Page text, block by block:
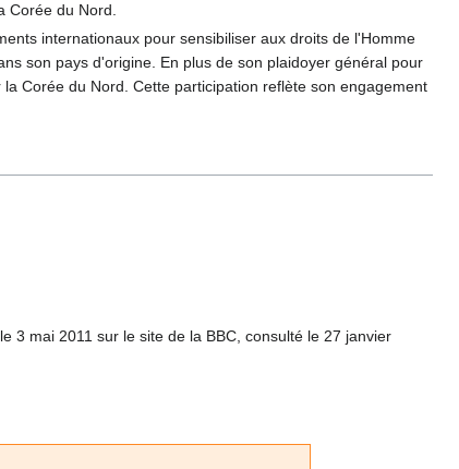
Corée du Nord.
internationaux pour sensibiliser aux droits de l'Homme
son pays d'origine. En plus de son plaidoyer général pour
Corée du Nord. Cette participation reflète son engagement
3 mai 2011 sur le site de la BBC, consulté le 27 janvier